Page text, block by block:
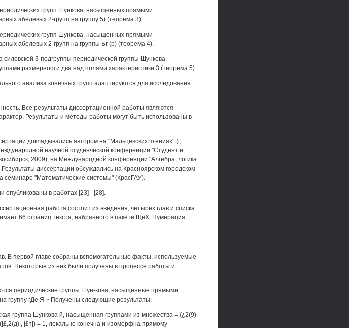
групп Шункова, насыщенных прямыми
абелевых 2-групп на группу 5) (теорема 3).
групп Шункова, насыщенных прямыми
абелевых 2-групп на группы Ьг (р) (теорема 4).
3-подгруппы периодической группы Шункова,
размерности два над полями характеристики 3 (теорема 5).
анализа конечных групп адаптируются для исследования
Все результаты диссертационной работы являются
Результаты и методы работы могут быть использованы в
докладывались автором на "Мальцевских чтениях" (г,
научной студенческой конференции "Студент и
2009), на Международной конференции "Алгебра, логика
диссертации обсуждались на Красноярском городском
семинаре "Математические системы" (КрасГАУ).
опубликованы в работах [23] - [28].
работа состоит из введения, четырех глав и списка
66 страниц текста, набранного в пакете ЩеХ. Нумерация
В первой главе собраны вспомогательные факты, используемые
Некоторые из них были получены в процессе работы и
периодические группы Шун-кова, насыщенные прямыми
группу гДе Я ~ Получены следующие результаты:
группа Шункова й, насыщенная группами из множества = {¿2(9)
(|£,2(д)|, |£т|) = 1, локально конечна и изоморфна прямому